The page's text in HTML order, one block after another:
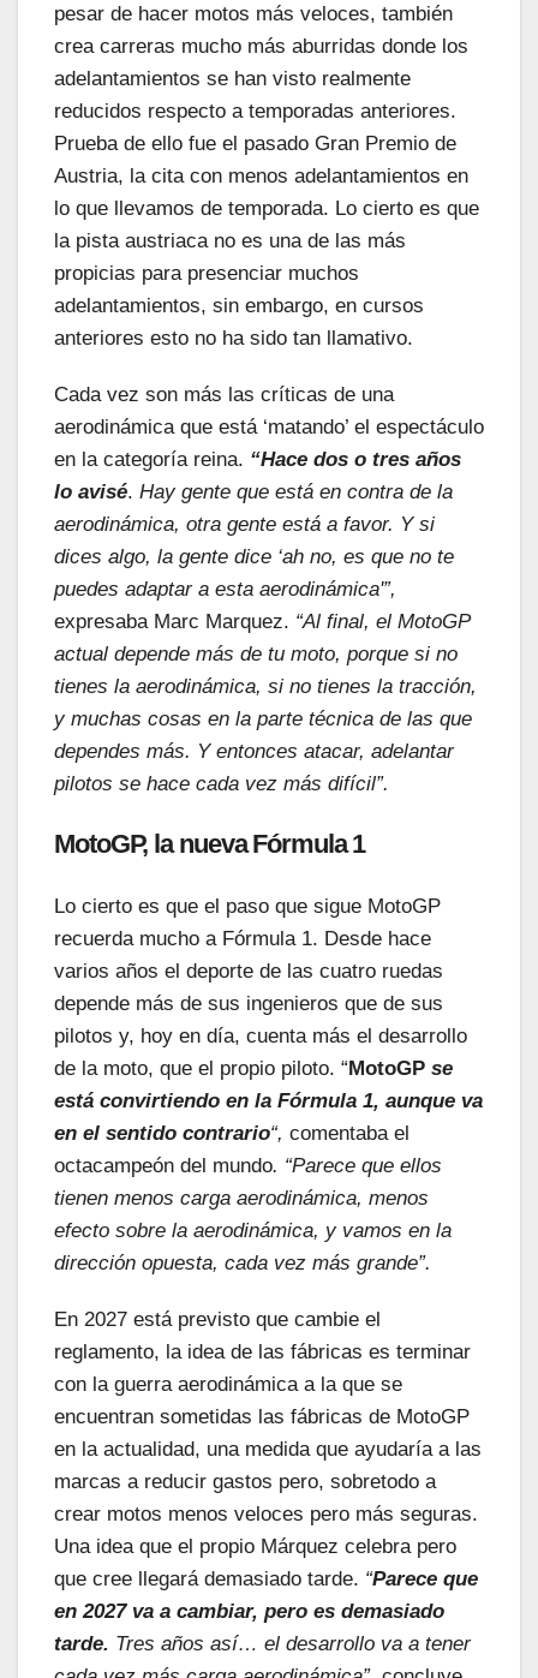
pesar de hacer motos más veloces, también
crea carreras mucho más aburridas donde los
adelantamientos se han visto realmente
reducidos respecto a temporadas anteriores.
Prueba de ello fue el pasado Gran Premio de
Austria, la cita con menos adelantamientos en
lo que llevamos de temporada. Lo cierto es que
la pista austriaca no es una de las más
propicias para presenciar muchos
adelantamientos, sin embargo, en cursos
anteriores esto no ha sido tan llamativo.
Cada vez son más las críticas de una
aerodinámica que está ‘matando’ el espectáculo
en la categoría reina. “Hace dos o tres años
lo avisé. Hay gente que está en contra de la
aerodinámica, otra gente está a favor. Y si
dices algo, la gente dice ‘ah no, es que no te
puedes adaptar a esta aerodinámica'”,
expresaba Marc Marquez. “Al final, el MotoGP
actual depende más de tu moto, porque si no
tienes la aerodinámica, si no tienes la tracción,
y muchas cosas en la parte técnica de las que
dependes más. Y entonces atacar, adelantar
pilotos se hace cada vez más difícil”.
MotoGP, la nueva Fórmula 1
Lo cierto es que el paso que sigue MotoGP
recuerda mucho a Fórmula 1. Desde hace
varios años el deporte de las cuatro ruedas
depende más de sus ingenieros que de sus
pilotos y, hoy en día, cuenta más el desarrollo
de la moto, que el propio piloto. “MotoGP se
está convirtiendo en la Fórmula 1, aunque va
en el sentido contrario“, comentaba el
octacampeón del mundo. “Parece que ellos
tienen menos carga aerodinámica, menos
efecto sobre la aerodinámica, y vamos en la
dirección opuesta, cada vez más grande”.
En 2027 está previsto que cambie el
reglamento, la idea de las fábricas es terminar
con la guerra aerodinámica a la que se
encuentran sometidas las fábricas de MotoGP
en la actualidad, una medida que ayudaría a las
marcas a reducir gastos pero, sobretodo a
crear motos menos veloces pero más seguras.
Una idea que el propio Márquez celebra pero
que cree llegará demasiado tarde. “Parece que
en 2027 va a cambiar, pero es demasiado
tarde. Tres años así… el desarrollo va a tener